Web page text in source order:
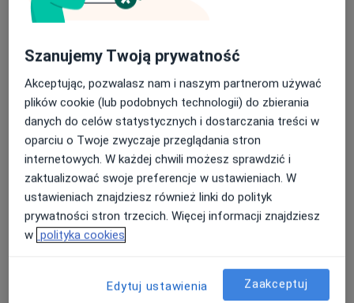
Bezpieczne płatności
mgr Małgorzata Zychalska
Dietetyk·Więcej
168 opinii
Adres 1 Adres 2
Centrum Medyczne POLMED Oddział Katowice
Konsultacja dietetyczna (pierwsza wizyta)
Szanujemy Twoją prywatność
Akceptując, pozwalasz nam i naszym partnerom używać
plików cookie (lub podobnych technologii) do zbierania
danych do celów statystycznych i dostarczania treści w
oparciu o Twoje zwyczaje przeglądania stron
internetowych. W każdej chwili możesz sprawdzić i
zaktualizować swoje preferencje w ustawieniach. W
ustawieniach znajdziesz również linki do polityk
prywatności stron trzecich. Więcej informacji znajdziesz
w polityka cookies
Edytuj ustawienia Zaakceptuj